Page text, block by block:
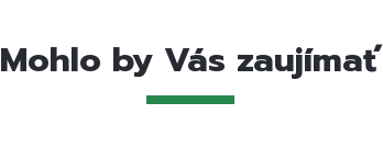
Mohlo by Vás zaujímať